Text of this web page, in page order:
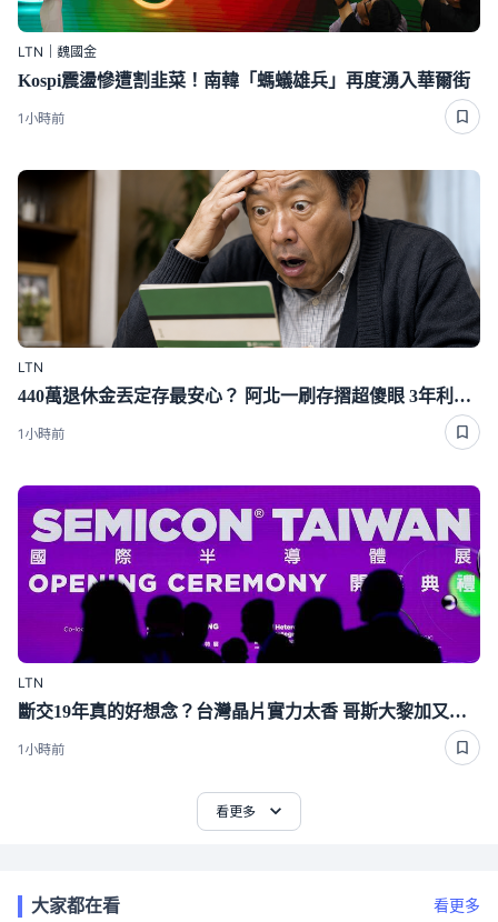
LTN｜魏國金
Kospi震盪慘遭割韭菜！南韓「螞蟻雄兵」再度湧入華爾街
1小時前
LTN
440萬退休金丟定存最安心？ 阿北一刷存摺超傻眼 3年利息僅1千多
1小時前
LTN
斷交19年真的好想念？台灣晶片實力太香 哥斯大黎加又要來台了
1小時前
看更多
大家都在看 看更多